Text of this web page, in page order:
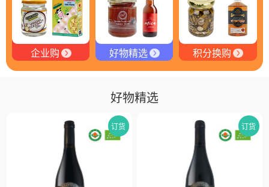
企业购 好物精选 积分换购
好物精选
订货 订货